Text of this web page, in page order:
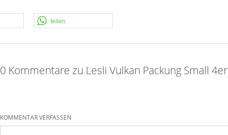
teilen
0 Kommentare zu Lesli Vulkan Packung Small 4er
KOMMENTAR VERFASSEN